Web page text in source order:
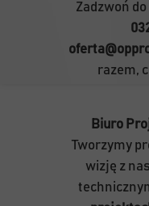
Biuro
Tworzymy
wizję z
Zadzwoń
razem,